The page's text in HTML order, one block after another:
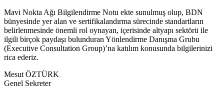
Mavi Nokta Ağı Bilgilendirme Notu ekte sunulmuş olup, BDN
bünyesinde yer alan ve sertifikalandırma sürecinde standartların
belirlenmesinde önemli rol oynayan, içerisinde altyapı sektörü ile
ilgili birçok paydaşı bulunduran Yönlendirme Danışma Grubu
(Executive Consultation Group)’na katılım konusunda bilgilerinizi
rica ederiz.
Mesut ÖZTÜRK
Genel Sekreter